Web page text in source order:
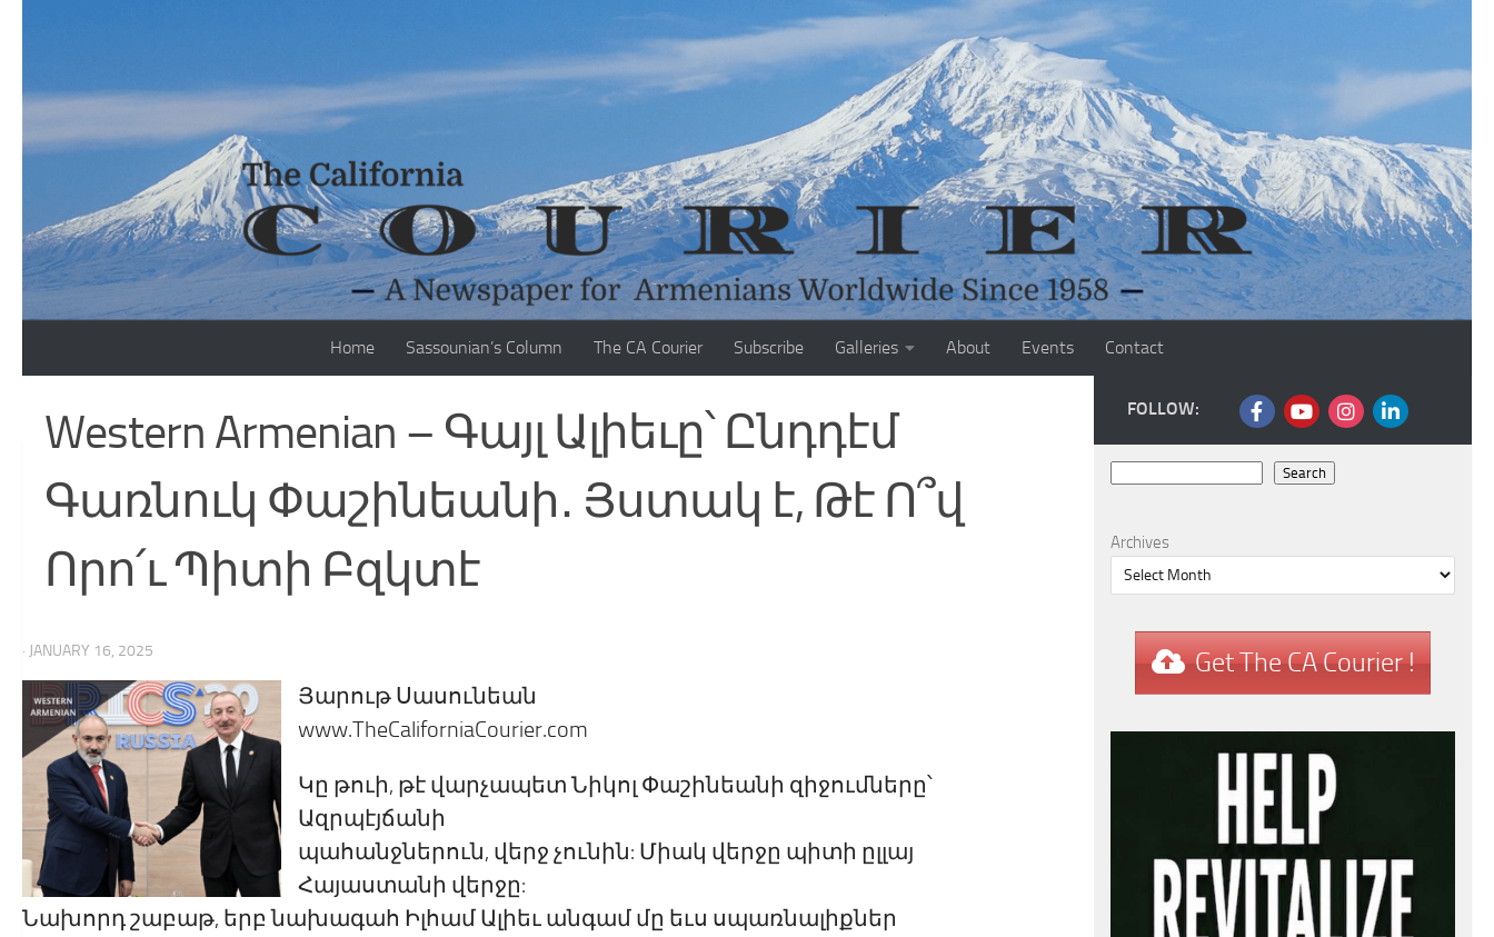
Home Sassounian’s Column The CA Courier Subscribe Galleries About Events Contact
Western Armenian – Գայլ Ալիեւը՝ Ընդդէմ
Գառնուկ Փաշինեանի․ Յստակ է, Թէ Ո՞վ
Որո՛ւ Պիտի Բզկտէ
· JANUARY 16, 2025
Յարութ Սասունեան
www.TheCaliforniaCourier.com
Կը թուի, թէ վարչապետ Նիկոլ Փաշինեանի զիջումները՝
Ազրպէյճանի
պահանջներուն, վերջ չունին: Միակ վերջը պիտի ըլլայ
Հայաստանի վերջը:
Նախորդ շաբաթ, երբ նախագահ Իլհամ Ալիեւ անգամ մը եւս սպառնալիքներ
FOLLOW:
Search
Archives
Get The CA Courier !